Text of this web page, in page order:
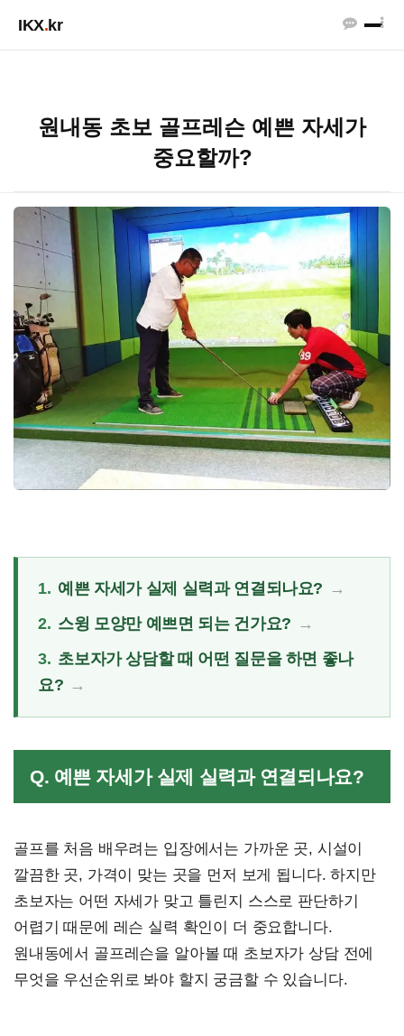
IKX.kr
원내동 초보 골프레슨 예쁜 자세가
중요할까?
1. 예쁜 자세가 실제 실력과 연결되나요?
2. 스윙 모양만 예쁘면 되는 건가요?
3. 초보자가 상담할 때 어떤 질문을 하면 좋나
요?
Q. 예쁜 자세가 실제 실력과 연결되나요?
골프를 처음 배우려는 입장에서는 가까운 곳, 시설이
깔끔한 곳, 가격이 맞는 곳을 먼저 보게 됩니다. 하지만
초보자는 어떤 자세가 맞고 틀린지 스스로 판단하기
어렵기 때문에 레슨 실력 확인이 더 중요합니다.
원내동에서 골프레슨을 알아볼 때 초보자가 상담 전에
무엇을 우선순위로 봐야 할지 궁금할 수 있습니다.